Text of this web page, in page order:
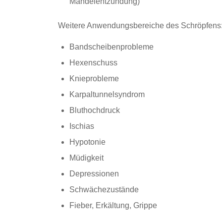
Weitere Anwendungsbereiche des
Bandscheibenprobleme
Hexenschuss
Knieprobleme
Karpaltunnelsyndrom
Bluthochdruck
Ischias
Hypotonie
Müdigkeit
Depressionen
Schwächezustände
Fieber, Erkältung, Grippe